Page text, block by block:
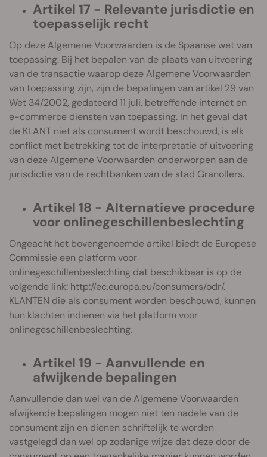
Artikel 17 - Relevante jurisdictie en
toepasselijk recht
Op deze Algemene Voorwaarden is de Spaanse wet van
toepassing. Bij het bepalen van de plaats van uitvoering
van de transactie waarop deze Algemene Voorwaarden
van toepassing zijn, zijn de bepalingen van artikel 29 van
Wet 34/2002, gedateerd 11 juli, betreffende internet en
e-commerce diensten van toepassing. In het geval dat
de KLANT niet als consument wordt beschouwd, is elk
conflict met betrekking tot de interpretatie of uitvoering
van deze Algemene Voorwaarden onderworpen aan de
jurisdictie van de rechtbanken van de stad Granollers.
Artikel 18 - Alternatieve procedure
voor onlinegeschillenbeslechting
Ongeacht het bovengenoemde artikel biedt de Europese
Commissie een platform voor
onlinegeschillenbeslechting dat beschikbaar is op de
volgende link: http://ec.europa.eu/consumers/odr/.
KLANTEN die als consument worden beschouwd, kunnen
hun klachten indienen via het platform voor
onlinegeschillenbeslechting.
Artikel 19 - Aanvullende en
afwijkende bepalingen
Aanvullende dan wel van de Algemene Voorwaarden
afwijkende bepalingen mogen niet ten nadele van de
consument zijn en dienen schriftelijk te worden
vastgelegd dan wel op zodanige wijze dat deze door de